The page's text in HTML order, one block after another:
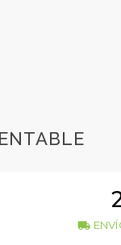
local_shipping